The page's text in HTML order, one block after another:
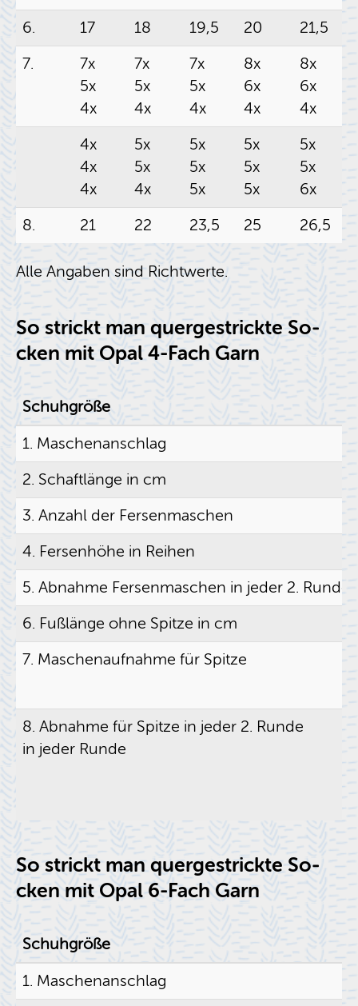
6.
17 18 19,5 20 21,5
7.
7x
5x
4x
7x
5x
4x
7x
5x
4x
8x
6x
4x
8x
6x
4x
4x
4x
4x
5x
5x
4x
5x
5x
5x
5x
5x
5x
5x
5x
6x
8.
21 22 23,5 25 26,5
Alle An­ga­ben sind Richt­wer­te.
So strickt man quer­ge­strick­te So­
cken mit Opal 4-Fach Garn
Schuh­grö­ße
1. Ma­schen­an­schlag
2. Schaft­län­ge in cm
3. An­zahl der Fer­sen­ma­schen
4. Fer­sen­hö­he in Rei­hen
5. Ab­nah­me Fer­sen­ma­schen in jeder 2. Runde
6. Fuß­län­ge ohne Spit­ze in cm
7. Ma­schen­auf­nah­me für Spit­ze
8. Ab­nah­me für Spit­ze in jeder 2. Runde
in jeder Runde
So strickt man quer­ge­strick­te So­
cken mit Opal 6-Fach Garn
Schuh­grö­ße
1. Ma­schen­an­schlag